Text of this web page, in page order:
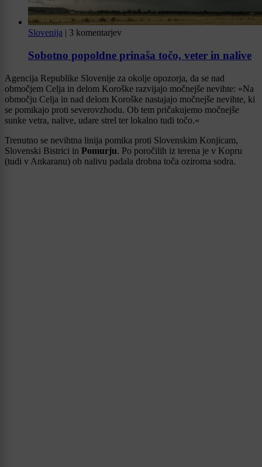
Slovenija | 3 komentarjev
Sobotno popoldne prinaša točo, veter in nalive
Agencija Republike Slovenije za okolje opozorja, da se nad
območjem Celja in delom Koroške razvijajo močnejše nevihte: »Na
območju Celja in nad delom Koroške nastajajo močnejše nevihte, ki
se pomikajo proti severovzhodu. Ob tem pričakujemo močnejše
sunke vetra, nalive, udare strel ter lokalno tudi točo.«
Trenutno se nevihtna linija pomika proti Slovenskim Konjicam,
Slovenski Bistrici in Pomurju. Po poročilih iz terena je v Kopru
(tudi v Ankaranu) ob nalivu padala drobna toča oziroma sodra.